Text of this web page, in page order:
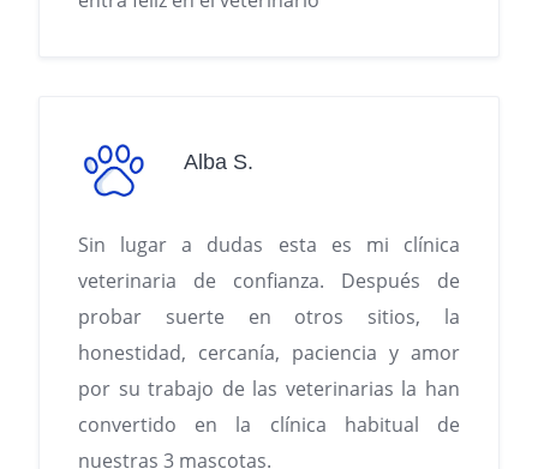
Alba S.
Sin lugar a dudas esta es mi clínica
veterinaria de confianza. Después de
probar suerte en otros sitios, la
honestidad, cercanía, paciencia y amor
por su trabajo de las veterinarias la han
convertido en la clínica habitual de
nuestras 3 mascotas.